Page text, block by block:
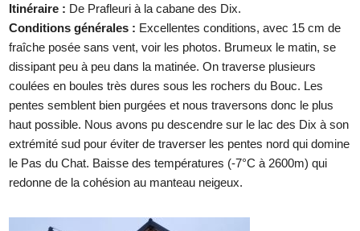
Itinéraire : De Prafleuri à la cabane des Dix.
Conditions générales : Excellentes conditions, avec 15 cm de
fraîche posée sans vent, voir les photos. Brumeux le matin, se
dissipant peu à peu dans la matinée. On traverse plusieurs
coulées en boules très dures sous les rochers du Bouc. Les
pentes semblent bien purgées et nous traversons donc le plus
haut possible. Nous avons pu descendre sur le lac des Dix à son
extrémité sud pour éviter de traverser les pentes nord qui domine
le Pas du Chat. Baisse des températures (-7°C à 2600m) qui
redonne de la cohésion au manteau neigeux.